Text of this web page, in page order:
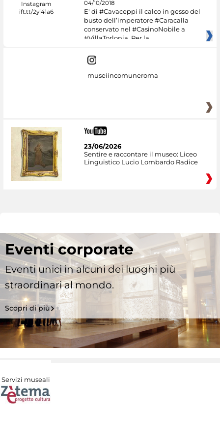
04/10/2018
E' di #Cavaceppi il calco in gesso del
busto dell’imperatore #Caracalla
conservato nel #CasinoNobile a
#VillaTorlonia. Per la
museiincomuneroma
23/06/2026
Sentire e raccontare il museo: Liceo
Linguistico Lucio Lombardo Radice
Eventi corporate
Eventi unici in alcuni dei luoghi più
straordinari al mondo.
Scopri di più
Servizi museali